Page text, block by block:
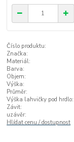
Číslo produktu:
Značka:
Materiál:
Barva:
Objem:
Výška:
Průměr:
Výška lahvičky pod hrdlo:
Závit:
uzávěr:
Hlídat cenu / dostupnost